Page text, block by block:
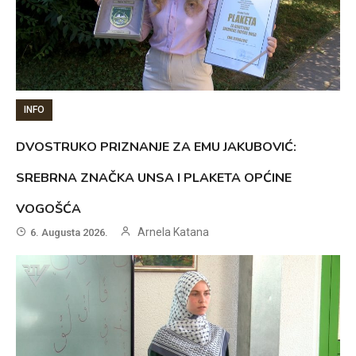
INFO
DVOSTRUKO PRIZNANJE ZA EMU JAKUBOVIĆ:
SREBRNA ZNAČKA UNSA I PLAKETA OPĆINE
VOGOŠĆA
6. Augusta 2026. Arnela Katana